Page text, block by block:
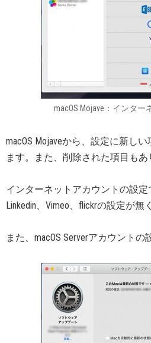
macOS Mojave：インター
macOS Mojaveから、設定に新し
ます。また、削除された項目もあ
インターネットアカウントの設定
Linkedin、Vimeo、flickrの設定が無
また、macOS Serverアカウントの